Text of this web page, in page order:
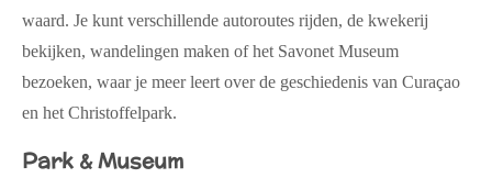
waard. Je kunt verschillende autoroutes rijden, de kwekerij
bekijken, wandelingen maken of het Savonet Museum
bezoeken, waar je meer leert over de geschiedenis van Curaçao
en het Christoffelpark.
Park & Museum